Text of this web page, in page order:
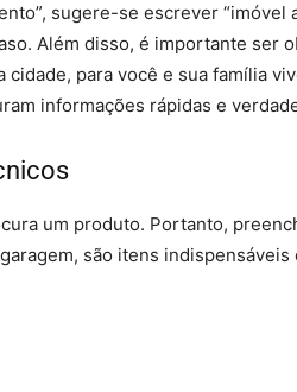
sugere-se escrever “imóvel
Além disso, é importante ser
para você e sua família
informações rápidas e
um produto. Portanto,
são itens